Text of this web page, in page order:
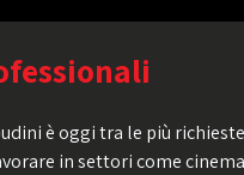
è oggi tra le più
in settori come